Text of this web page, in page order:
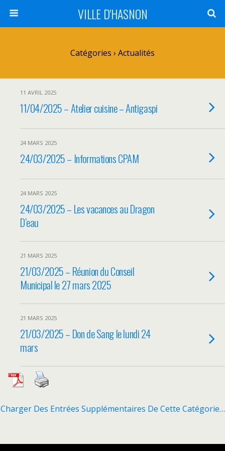
VILLE D'HASNON
Catégories › Actualités
11 AVRIL 2025
11/04/2025 – Atelier cuisine – Antigaspi
24 MARS 2025
24/03/2025 – Informations CPAM
24 MARS 2025
24/03/2025 – Les vacances au Dragon
D’eau
21 MARS 2025
21/03/2025 – Réunion du Conseil
Municipal le 27 mars 2025
21 MARS 2025
21/03/2025 – Don de Sang le lundi 24
mars
Charger Des Entrées Supplémentaires De Cette Catégorie…